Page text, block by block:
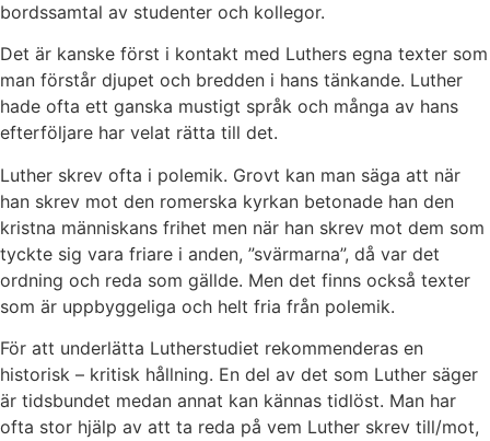
bordssamtal av studenter och kollegor.
Det är kanske först i kontakt med Luthers egna texter som
man förstår djupet och bredden i hans tänkande. Luther
hade ofta ett ganska mustigt språk och många av hans
efterföljare har velat rätta till det.
Luther skrev ofta i polemik. Grovt kan man säga att när
han skrev mot den romerska kyrkan betonade han den
kristna människans frihet men när han skrev mot dem som
tyckte sig vara friare i anden, ”svärmarna”, då var det
ordning och reda som gällde. Men det finns också texter
som är uppbyggeliga och helt fria från polemik.
För att underlätta Lutherstudiet rekommenderas en
historisk – kritisk hållning. En del av det som Luther säger
är tidsbundet medan annat kan kännas tidlöst. Man har
ofta stor hjälp av att ta reda på vem Luther skrev till/mot,